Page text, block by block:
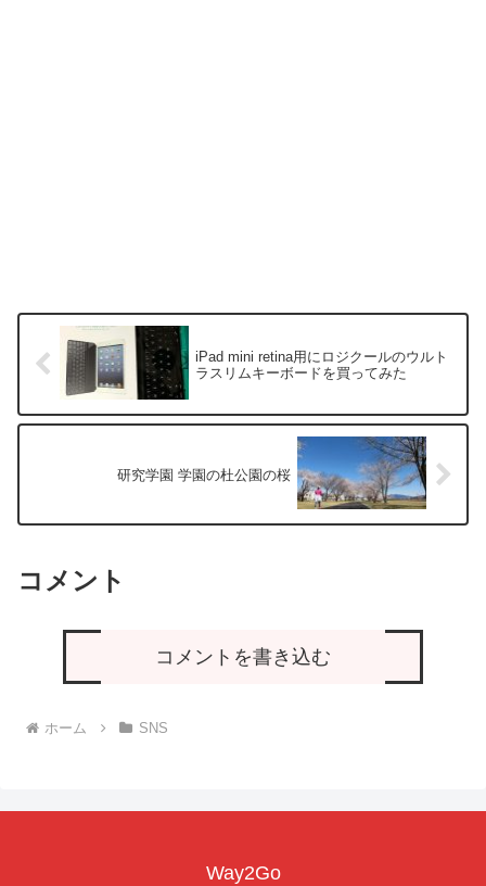
iPad mini retina用にロジクールのウルト
ラスリムキーボードを買ってみた
研究学園 学園の杜公園の桜
コメント
コメントを書き込む
ホーム SNS
Way2Go